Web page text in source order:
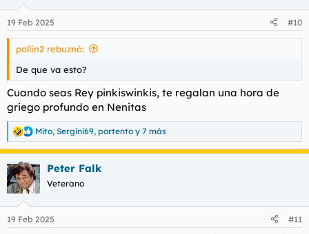
e
s
19 Feb 2025 #10
pollin2 rebuznó:
De que va esto?
Cuando seas Rey pinkiswinkis, te regalan una hora de
griego profundo en Nenitas
R
e
a
c
c
i
e
Mito, Sergini69, portento y 7 más
Peter Falk
Veterano
19 Feb 2025 #11